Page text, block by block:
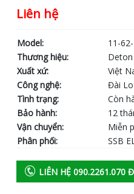
Liên hệ
Model:
11-
Thương hiệu:
Deton
Xuất xứ:
Việt
Công nghệ:
Đài
Tình trạng:
Còn
Bảo hành:
12
Vận chuyển:
Miễn
Phân phối:
SSB
LIÊN HỆ 090.2261.070